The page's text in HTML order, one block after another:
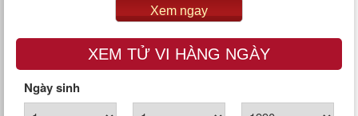
Xem ngay
XEM TỬ VI HÀNG NGÀY
Ngày sinh